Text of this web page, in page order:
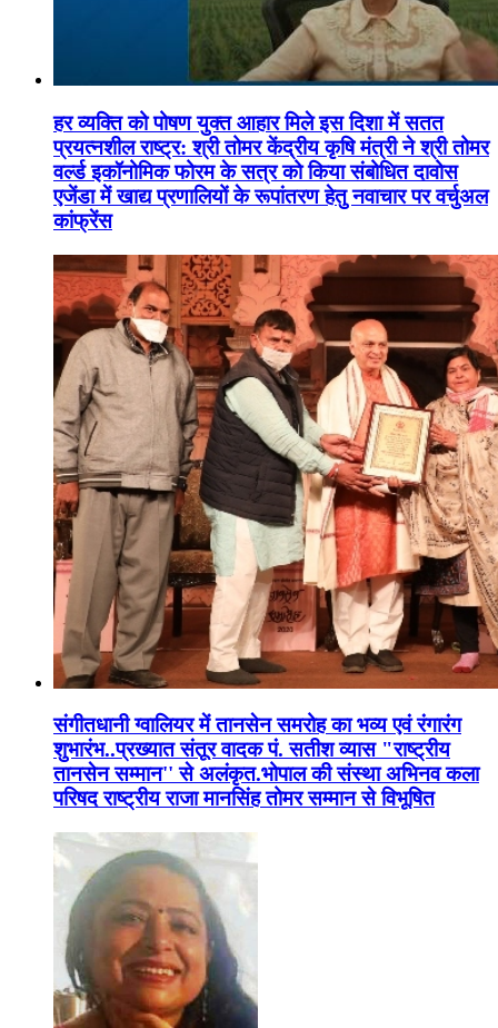
हर व्यक्ति को पोषण युक्त आहार मिले इस दिशा में सतत
प्रयत्नशील राष्ट्र: श्री तोमर केंद्रीय कृषि मंत्री ने श्री तोमर
वर्ल्ड इकॉनोमिक फोरम के सत्र को किया संबोधित दावोस
एजेंडा में खाद्य प्रणालियों के रूपांतरण हेतु नवाचार पर वर्चुअल
कांफ्रेंस
संगीतधानी ग्वालियर में तानसेन समरोह का भव्य एवं रंगारंग
शुभारंभ..प्रख्यात संतूर वादक पं. सतीश व्यास "राष्ट्रीय
तानसेन सम्मान'' से अलंकृत.भोपाल की संस्था अभिनव कला
परिषद राष्ट्रीय राजा मानसिंह तोमर सम्मान से विभूषित